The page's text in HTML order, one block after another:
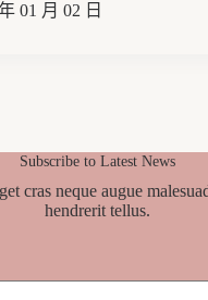
01 月 02 日
Subscribe to Latest News
cras neque augue
hendrerit tellus.